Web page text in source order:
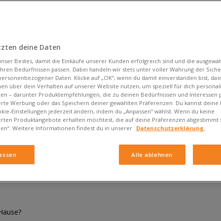
richtige Größe bei adidas
deine Daten
Bestes, damit die Einkäufe unserer Kunden erfolgreich sind und die
Bedürfnissen passen. Dabei handeln wir stets unter voller Wahrung der
Daten. Klicke auf „OK“, wenn du damit einverstanden bist,
über dein Verhalten auf unserer Website nutzen, um speziell für dich
– darunter Produktempfehlungen, die zu deinen Bedürfnissen und Interessen
Werbung oder das Speichern deiner gewählten Präferenzen. Du kannst deine
Einstellungen jederzeit ändern, indem du „Anpassen“ wählst. Wenn du keine
Produktangebote erhalten möchtest, die auf deine Präferenzen abgestimmt
Weitere Informationen findest du in unserer Datenschutzerklärung.
Alle ablehnen